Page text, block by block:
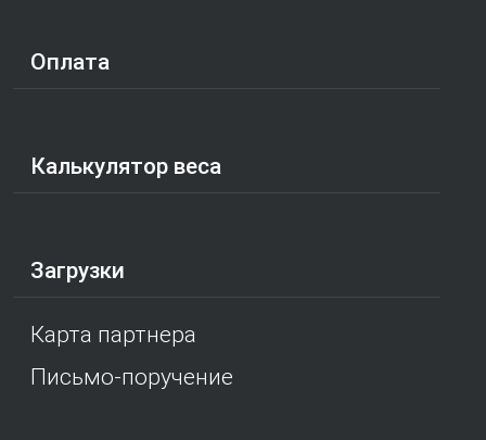
Оплата
Калькулятор веса
Загрузки
Карта партнера
Письмо-поручение